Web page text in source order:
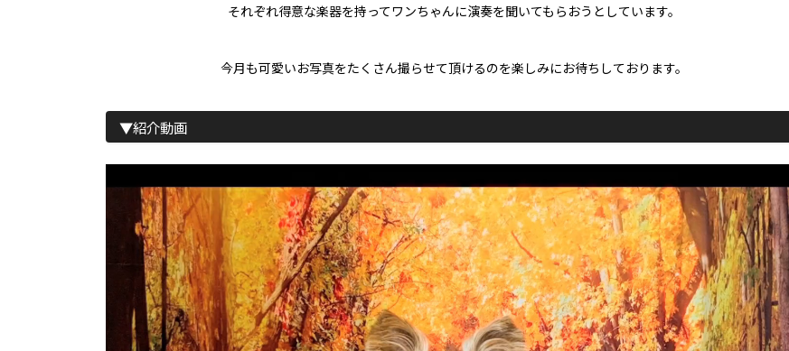
それぞれ得意な楽器を持ってワンちゃんに演奏を聞いてもらおうとしています。
今月も可愛いお写真をたくさん撮らせて頂けるのを楽しみにお待ちしております。
▼紹介動画
動